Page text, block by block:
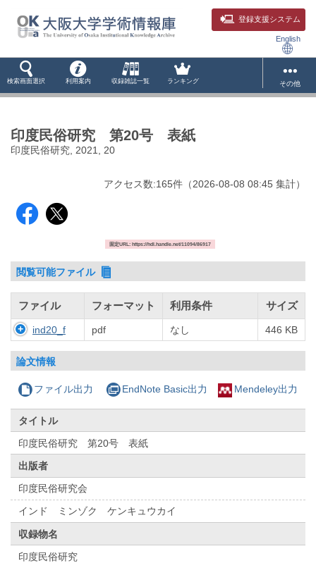
登録支援システム
English
検索画面選択 利用案内 収録雑誌一覧 ランキング その他
印度民俗研究 第20号 表紙
印度民俗研究, 2021, 20
アクセス数:165件 （2026-08-08 08:45 集計）
固定URL: https://hdl.handle.net/11094/86917
閲覧可能ファイル
ファイル フォーマット 利用条件 サイズ
ind20_f pdf なし 446 KB
論文情報
ファイル出力 EndNote Basic出力 Mendeley出力
タイトル
印度民俗研究 第20号 表紙
出版者
印度民俗研究会
インド ミンゾク ケンキュウカイ
収録物名
印度民俗研究